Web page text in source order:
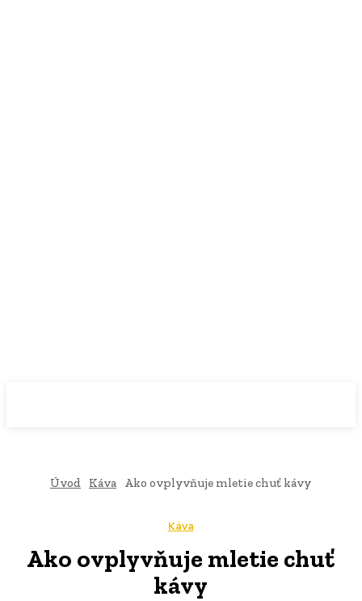
Úvod Káva Ako ovplyvňuje mletie chuť kávy
Káva
Ako ovplyvňuje mletie chuť
kávy